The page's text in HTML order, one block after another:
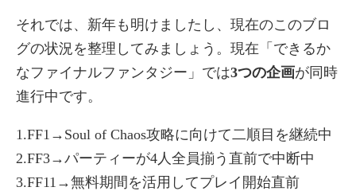
それでは、新年も明けましたし、現在のこのブロ
グの状況を整理してみましょう。現在「できるか
なファイナルファンタジー」では3つの企画が同時
進行中です。
1.FF1→Soul of Chaos攻略に向けて二順目を継続中
2.FF3→パーティーが4人全員揃う直前で中断中
3.FF11→無料期間を活用してプレイ開始直前